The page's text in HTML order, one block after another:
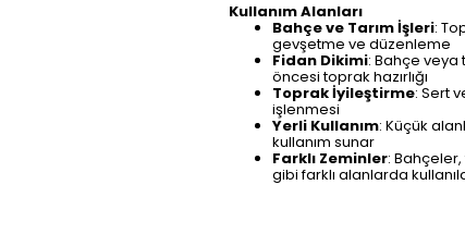
Kullanım Alanları
Bahçe ve Tarım İşleri:
gevşetme ve düzenleme
Fidan Dikimi: Bahçe
öncesi toprak hazırlığı
Toprak İyileştirme: Sert
işlenmesi
Yerli Kullanım: Küçük
kullanım sunar
Farklı Zeminler:
gibi farklı alanlarda